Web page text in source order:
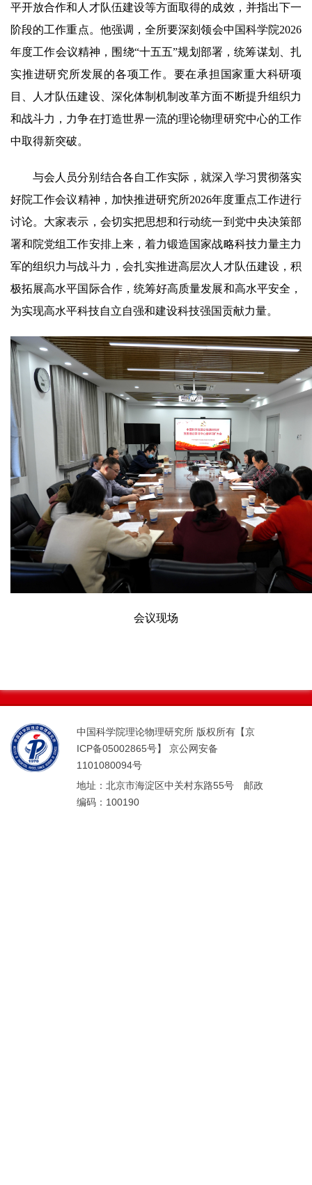
平开放合作和人才队伍建设等方面取得的成效，并指出下一
阶段的工作重点。他强调，全所要深刻领会中国科学院2026
年度工作会议精神，围绕“十五五”规划部署，统筹谋划、扎
实推进研究所发展的各项工作。要在承担国家重大科研项
目、人才队伍建设、深化体制机制改革方面不断提升组织力
和战斗力，力争在打造世界一流的理论物理研究中心的工作
中取得新突破。
与会人员分别结合各自工作实际，就深入学习贯彻落实
好院工作会议精神，加快推进研究所2026年度重点工作进行
讨论。大家表示，会切实把思想和行动统一到党中央决策部
署和院党组工作安排上来，着力锻造国家战略科技力量主力
军的组织力与战斗力，会扎实推进高层次人才队伍建设，积
极拓展高水平国际合作，统筹好高质量发展和高水平安全，
为实现高水平科技自立自强和建设科技强国贡献力量。
会议现场
中国科学院理论物理研究所 版权所有【京
ICP备05002865号】 京公网安备
1101080094号
地址：北京市海淀区中关村东路55号 邮政
编码：100190